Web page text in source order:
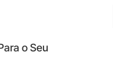
o Seu